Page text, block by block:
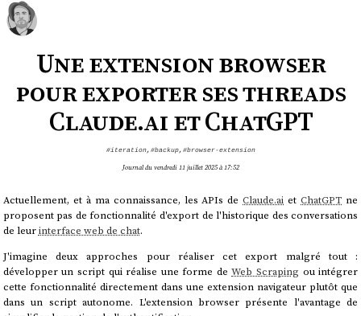
Une extension browser
pour exporter ses threads
Claude.ai et ChatGPT
#iteration, #backup, #browser-extension
Journal du vendredi 11 juillet 2025 à 17:52
Actuellement, et à ma connaissance, les APIs deClaude.ai etChatGPT ne
proposent pas de fonctionnalité d'export de l'historique des conversations
de leurinterface web de chat.
J'imagine deux approches pour réaliser cet export malgré tout :
développer un script qui réalise une forme deWeb Scraping ou intégrer
cette fonctionnalité directement dans une extension navigateur plutôt que
dans un script autonome. L'extension browser présente l'avantage de